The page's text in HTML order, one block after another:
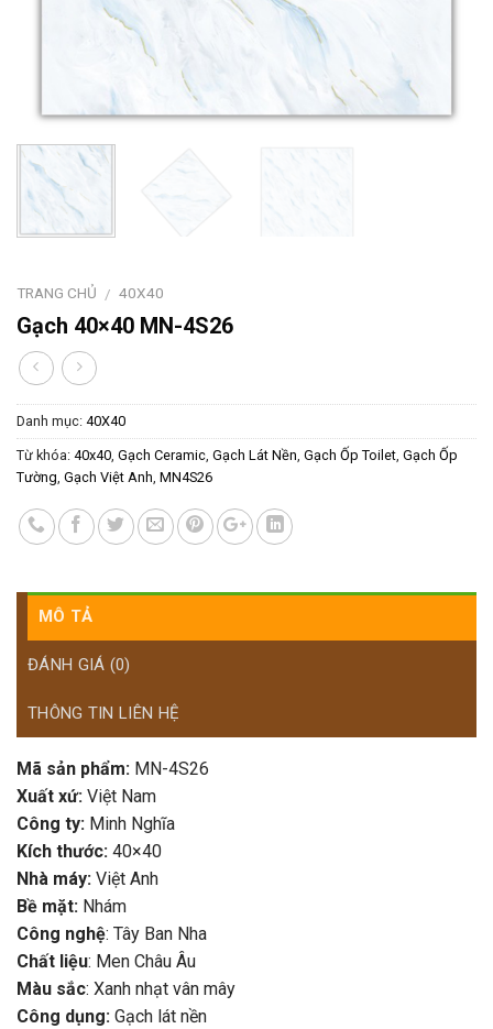
TRANG CHỦ / 40X40
Gạch 40×40 MN-4S26
Danh mục: 40X40
Từ khóa: 40x40, Gạch Ceramic, Gạch Lát Nền, Gạch Ốp Toilet, Gạch Ốp
Tường, Gạch Việt Anh, MN4S26
MÔ TẢ
ĐÁNH GIÁ (0)
THÔNG TIN LIÊN HỆ
Mã sản phẩm: MN-4S26
Xuất xứ: Việt Nam
Công ty: Minh Nghĩa
Kích thước: 40×40
Nhà máy: Việt Anh
Bề mặt: Nhám
Công nghệ: Tây Ban Nha
Chất liệu: Men Châu Âu
Màu sắc: Xanh nhạt vân mây
Công dụng: Gạch lát nền